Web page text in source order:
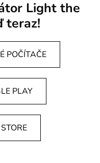
Light the
teraz!
POČÍTAČE
PLAY